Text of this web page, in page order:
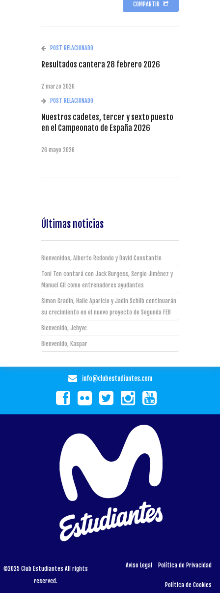
COMPARTIR
POST RELACIONADO
Resultados cantera 28 febrero 2026
2 marzo 2026
POST RELACIONADO
Nuestros cadetes, tercer y sexto puesto
en el Campeonato de España 2026
26 mayo 2026
Últimas noticias
Bienvenidos, Alberto Redondo y David Constantin
Toni Ten contará con Jack Burgess, Sergio Jiménez y
Manuel Gil como entrenadores ayudantes
Simon Gradin, Haile Aparicio y Jadin Schilb continuarán
su crecimiento en el nuevo proyecto de Segunda FEB
Bienvenido, Jehyve
Bienvenido, Kaspar
info@clubestudiantes.com
©2025 Club Estudiantes All rights
reserved.
Aviso Legal Política de Privacidad
Política de Cookies